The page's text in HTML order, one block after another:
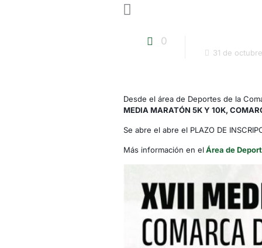
0
31 de
Desde el área de Deportes de la
MEDIA MARATÓN 5K Y 10K,
Se abre el abre el PLAZO DE
Más información en el Área de